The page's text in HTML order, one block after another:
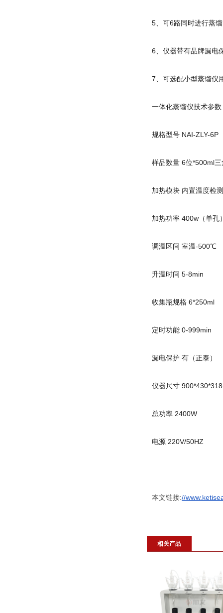
5、可6路同时进行蒸
6、仪器带有品牌漏电
7、可选配小型蒸馏仪
一体化蒸馏仪技术参数
规格型号 NAI-ZLY-6P
样品数量 6位*500ml
加热模块 内置温度检
加热功率 400w（单孔
调温区间 室温-500℃
升温时间 5-8min
收集瓶规格 6*250ml
定时功能 0-999min
漏电保护 有（正泰）
仪器尺寸
总功率 2400W
电源 220V/50HZ
本文链接://
相关产品